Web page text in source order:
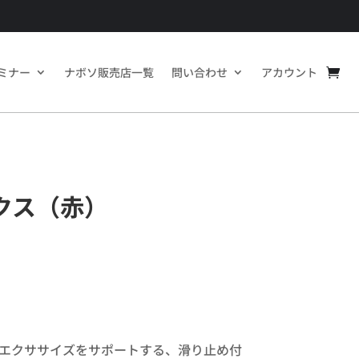
ナー ナボソ販売店一覧 問い合わせ アカウント
（赤）
クササイズをサポートする、滑り止め付